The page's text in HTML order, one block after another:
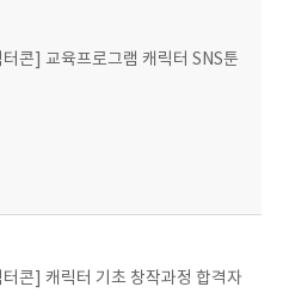
콘] 교육프로그램 캐릭터 SNS툰
콘] 캐릭터 기초 창작과정 합격자